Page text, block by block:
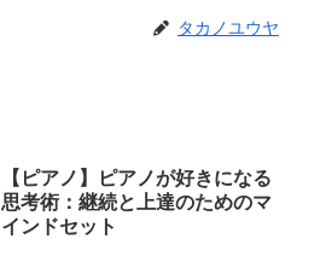
タカノユウヤ
【ピアノ】ピアノが好きになる
思考術：継続と上達のためのマ
インドセット